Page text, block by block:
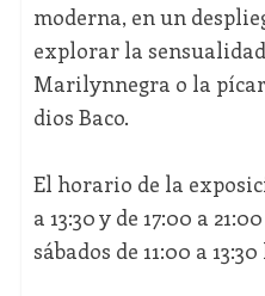
moderna, en un
explorar la
Marilynnegra o la
dios Baco.
El horario de la
a 13:30 y de 17:00 a
sábados de 11:00 a